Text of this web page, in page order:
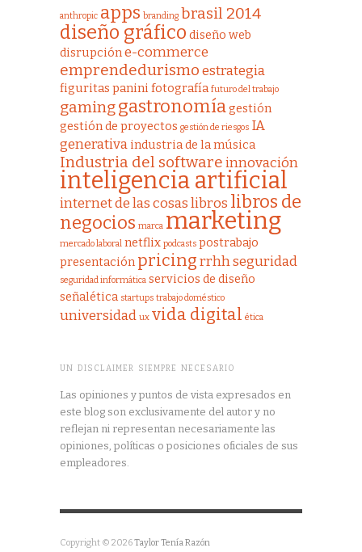
anthropic apps branding brasil 2014
diseño gráfico diseño web
disrupción e-commerce
emprendedurismoestrategia
figuritas panini fotografía futuro del trabajo
gaminggastronomíagestión
gestión de proyectos gestión de riesgos IA
generativa industria de la música
Industria del softwareinnovación
inteligencia artificial
internet de las cosaslibros libros de
negocios marca marketing
mercado laboral netflix podcasts postrabajo
presentación pricingrrhhseguridad
seguridad informática servicios de diseño
señalética startups trabajo doméstico
universidad ux vida digital ética
UN DISCLAIMER SIEMPRE NECESARIO
Las opiniones y puntos de vista expresados en
este blog son exclusivamente del autor y no
reflejan ni representan necesariamente las
opiniones, políticas o posiciones oficiales de sus
empleadores.
Copyright © 2026Taylor Tenía Razón